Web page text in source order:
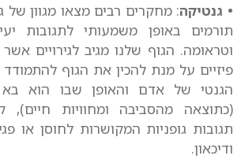
• גנטיקה: מחקרים רבים מצאו מגוון של
תורמים באופן משמעותי לתגובות
וטראומה. הגוף שלנו מגיב לגירויים
פיזיים על מנת להכין את הגוף
הגנטי של אדם והאופן שבו הוא בא
(כתוצאה מהסביבה ומחוויות
תגובות גופניות המקושרות לחוסן או
ודיכאון.